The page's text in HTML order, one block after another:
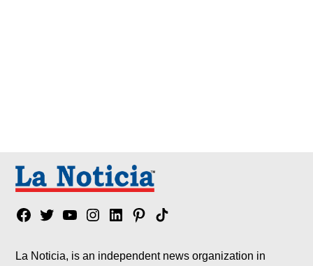
Facebook
TwitterYouTubeInstagram
LinkedinPinterest
Tik
La Noticia, is an independent news organization in